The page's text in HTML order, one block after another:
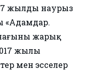
жылдың наурыз
«Адамдар.
жарық
жылы
мен эсселер